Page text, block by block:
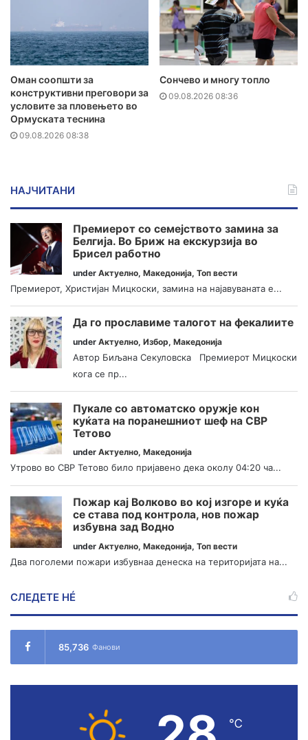
Оман соопшти за
конструктивни преговори за
условите за пловењето во
Ормуската теснина
09.08.2026 08:38
Сончево и многу топло
09.08.2026 08:36
НАЈЧИТАНИ
Премиерот со семејството замина за
Белгија. Во Бриж на екскурзија во
Брисел работно
under Актуелно, Македонија, Топ вести
Премиерот, Христијан Мицкоски, замина на најавуваната е...
Да го прославиме талогот на фекалиите
under Актуелно, Избор, Македонија
Автор Биљана Секуловска Премиерот Мицкоски
кога се пр...
Пукале со автоматско оружје кон
куќата на поранешниот шеф на СВР
Тетово
under Актуелно, Македонија
Утрово во СВР Тетово било пријавено дека околу 04:20 ча...
Пожар кај Волково во кој изгоре и куќа
се става под контрола, нов пожар
избувна зад Водно
under Актуелно, Македонија, Топ вести
Два поголеми пожари избувнаа денеска на територијата на...
СЛЕДЕТЕ НÉ
85,736 Фанови
℃